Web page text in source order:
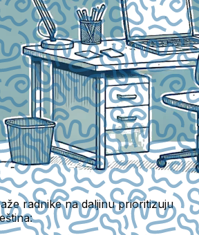
radnike na daljinu prioritizuju